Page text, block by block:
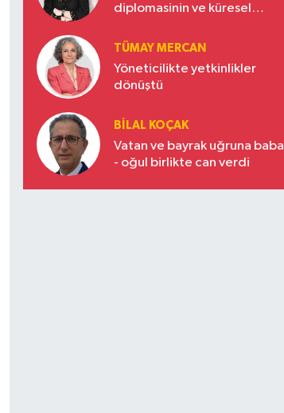
diplomasinin ve küresel
Türkiye’nin yükselen gücü
TÜMAY MERCAN
Yöneticilikte yetkinlikler
dönüştü
BILAL KOÇAK
Vatan ve bayrak uğruna baba
- oğul birlikte can verdi